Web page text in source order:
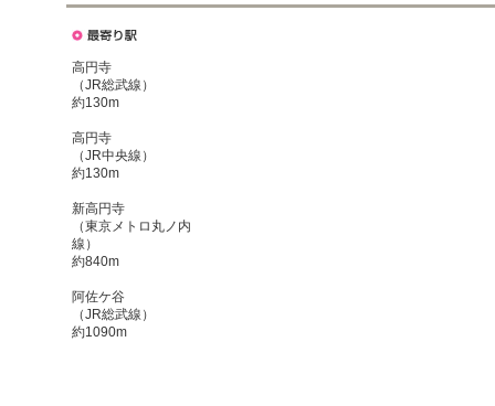
高円寺
（JR総武線）
約130m
高円寺
（JR中央線）
約130m
新高円寺
（東京メトロ丸ノ内
線）
約840m
阿佐ケ谷
（JR総武線）
約1090m